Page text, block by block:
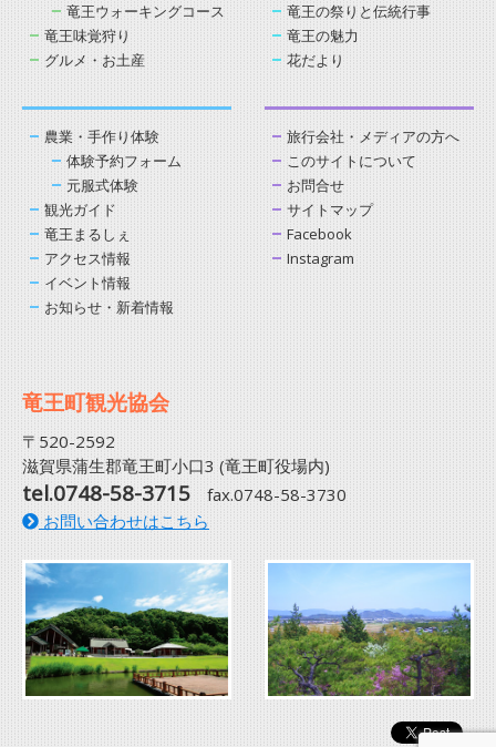
竜王ウォーキングコース
竜王味覚狩り
グルメ・お土産
竜王の祭りと伝統行事
竜王の魅力
花だより
農業・手作り体験
体験予約フォーム
元服式体験
観光ガイド
竜王まるしぇ
アクセス情報
イベント情報
お知らせ・新着情報
旅行会社・メディアの方へ
このサイトについて
お問合せ
サイトマップ
Facebook
Instagram
竜王町観光協会
〒520-2592
滋賀県蒲生郡竜王町小口3 (竜王町役場内)
tel.0748-58-3715 fax.0748-58-3730
お問い合わせはこちら